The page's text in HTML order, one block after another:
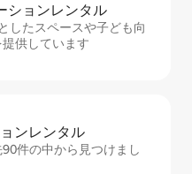
シ⁠ョ⁠ンレ⁠ン⁠タ⁠ル
したスペースや子ども向
供しています
ンレ⁠ン⁠タ⁠ル
件の中から見つけまし